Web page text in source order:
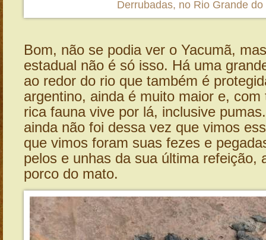
Derrubadas, no Rio Grande do
Bom, não se podia ver o Yacumã,
estadual não é só isso. Há uma
ao redor do rio que também é
argentino, ainda é muito maior e,
rica fauna vive por lá, inclusive
ainda não foi dessa vez que vimos
que vimos foram suas fezes e
pelos e unhas da sua última refeição,
porco do mato.